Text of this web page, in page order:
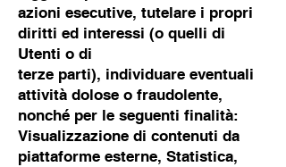
azioni esecutive, tutelare i propri
diritti ed interessi (o quelli di
Utenti o di
terze parti), individuare eventuali
attività dolose o fraudolente,
nonché per le seguenti finalità:
Visualizzazione di contenuti da
piattaforme esterne, Statistica,